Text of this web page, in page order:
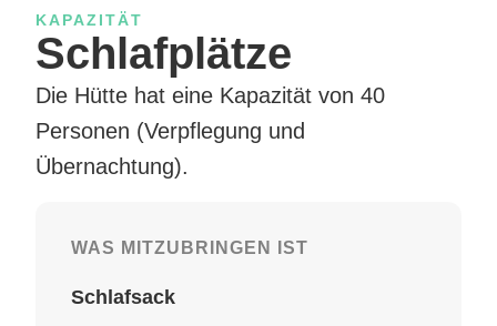
KAPAZITÄT
Schlafplätze
Die Hütte hat eine Kapazität von 40
Personen (Verpflegung und
Übernachtung).
WAS MITZUBRINGEN IST
Schlafsack